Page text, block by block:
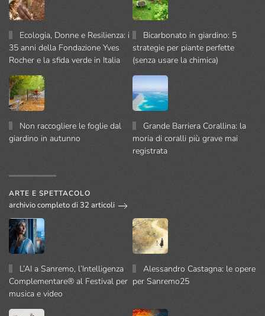
Ecologia, Donne e Resilienza: i
35 anni della Fondazione Yves
Rocher e la sfida verde in Italia
Bicarbonato in giardino: 5
strategie per piante perfette
(senza usare la chimica)
Non raccogliere le foglie dal
giardino in autunno
Grande Barriera Corallina: la
moria di coralli più grave mai
registrata
ARTE E SPETTACOLO
archivio completo di 32 articoli
L’AI a Sanremo, l’Intelligenza
Complementare® al Festival per
musica e video
Alessandro Castagna: le opere
per Sanremo25